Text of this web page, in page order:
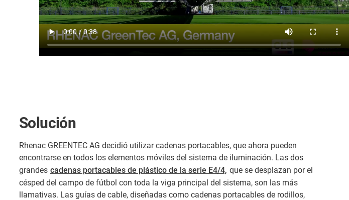
Solución
Rhenac GREENTEC AG decidió utilizar cadenas portacables, que ahora pueden
encontrarse en todos los elementos móviles del sistema de iluminación. Las dos
grandes cadenas portacables de plástico de la serie E4/4, que se desplazan por el
césped del campo de fútbol con toda la viga principal del sistema, son las más
llamativas. Las guías de cable, diseñadas como cadenas portacables de rodillos,